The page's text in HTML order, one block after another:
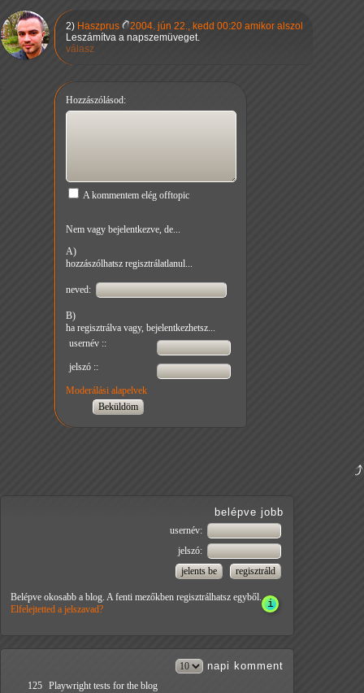
2) Haszprus
2004. jún 22., kedd 00:20 amikor alszol
Leszámítva a napszemüveget.
válasz
Hozzászólásod:
A kommentem elég offtopic
Nem vagy bejelentkezve, de...
A)
hozzászólhatsz regisztrálatlanul...
neved:
B)
ha regisztrálva vagy, bejelentkezhetsz...
usernév ::
jelszó ::
Moderálási alapelvek
belépve jobb
usernév:
jelszó:
Belépve okosabb a blog. A fenti mezőkben regisztrálhatsz egyből.
Elfelejtetted a jelszavad?
napi komment
125 Playwright tests for the blog